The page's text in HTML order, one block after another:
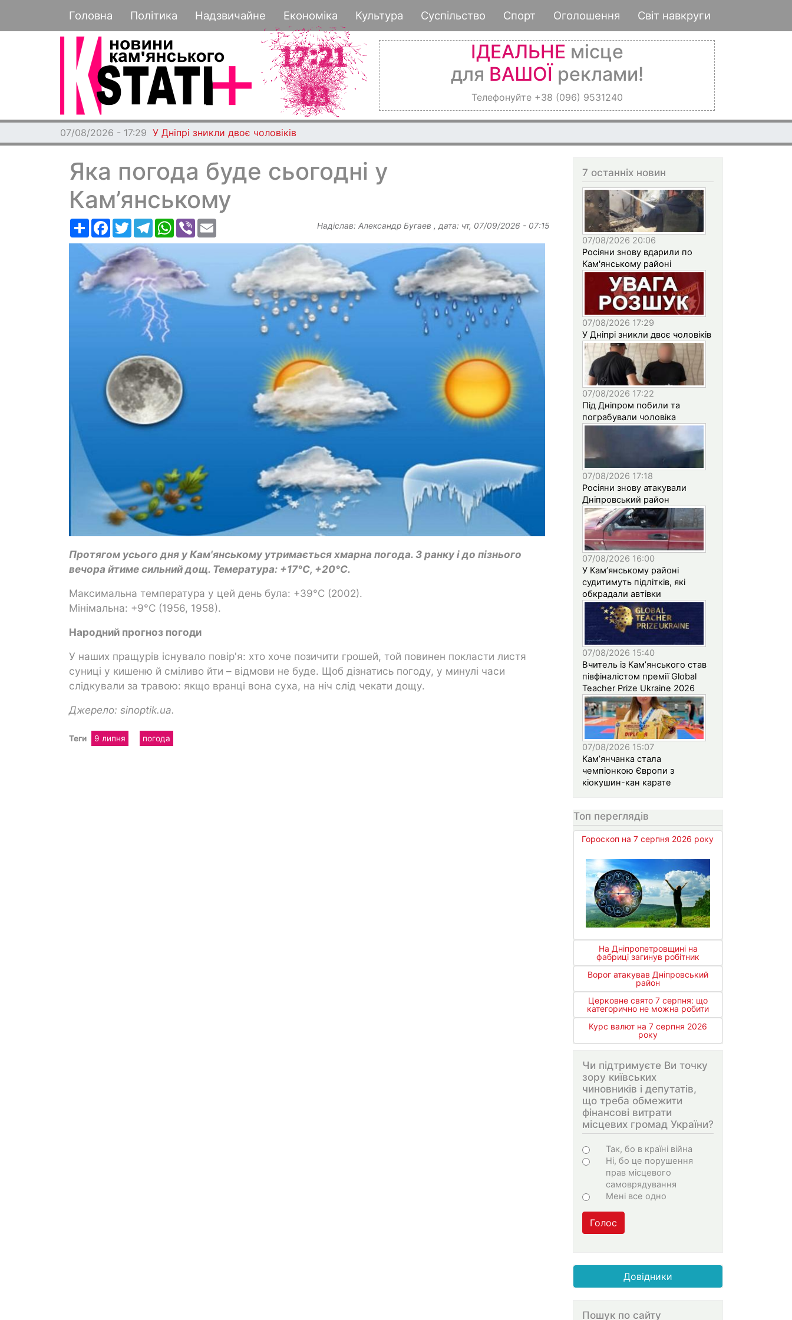
до
основного
Основная навигация
Головна Політика Надзвичайне Економіка Культура Суспільство Спорт Оголошення Світ навкруги
ІДЕАЛЬНЕ місце
для ВАШОЇ реклами!
Телефонуйте +38 (096) 9531240
07/08/2026 - 17:29 У Дніпрі зникли двоє чоловіків
Яка погода буде сьогодні у
Кам’янському
РесурсFacebook
TwitterTelegramWhatsApp
Viber Надіслав: Александр Бугаев , дата: чт, 07/09/2026 - 07:15
Протягом усього дня у Кам'янському утримається хмарна погода. З ранку і до пізнього
вечора йтиме сильний дощ. Темература: +17°C, +20°C.
Максимальна температура у цей день була: +39°C (2002).
Мінімальна: +9°C (1956, 1958).
Народний прогноз погоди
У наших пращурів існувало повір'я: хто хоче позичити грошей, той повинен покласти листя
суниці у кишеню й сміливо йти – відмови не буде. Щоб дізнатись погоду, у минулі часи
слідкували за травою: якщо вранці вона суха, на ніч слід чекати дощу.
Джерело: sinoptik.ua.
Теги 9 липня погода
7 останніх новин
07/08/2026 20:06
Росіяни знову вдарили по
Кам'янському районі
07/08/2026 17:29
У Дніпрі зникли двоє чоловіків
07/08/2026 17:22
Під Дніпром побили та
пограбували чоловіка
07/08/2026 17:18
Росіяни знову атакували
Дніпровський район
07/08/2026 16:00
У Кам’янському районі
судитимуть підлітків, які
обкрадали автівки
07/08/2026 15:40
Вчитель із Кам’янського став
півфіналістом премії Global
Teacher Prize Ukraine 2026
07/08/2026 15:07
Кам’янчанка стала
чемпіонкою Європи з
кіокушин-кан карате
Топ переглядів
Гороскоп на 7 серпня 2026 року
На Дніпропетровщині на
фабриці загинув робітник
Ворог атакував Дніпровський
район
Церковне свято 7 серпня: що
категорично не можна робити
Курс валют на 7 серпня 2026
року
Чи підтримуєте Ви точку
зору київських
чиновників і депутатів,
що треба обмежити
фінансові витрати
місцевих громад України?
Варіанти
Так, бо в країні війна
Ні, бо це порушення
прав місцевого
самоврядування
Мені все одно
Голос
Довідники
Пошук по сайту